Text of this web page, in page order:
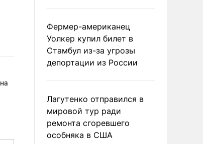
на
Фермер-американец
Уолкер купил билет в
Стамбул из-за угрозы
депортации из России
Лагутенко отправился в
мировой тур ради
ремонта сгоревшего
особняка в США